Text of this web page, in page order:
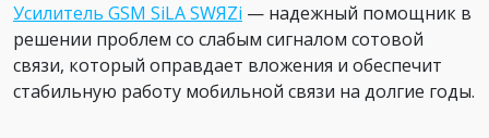
Усилитель GSM SiLA SWЯZi — надежный помощник в
решении проблем со слабым сигналом сотовой
связи, который оправдает вложения и обеспечит
стабильную работу мобильной связи на долгие годы.